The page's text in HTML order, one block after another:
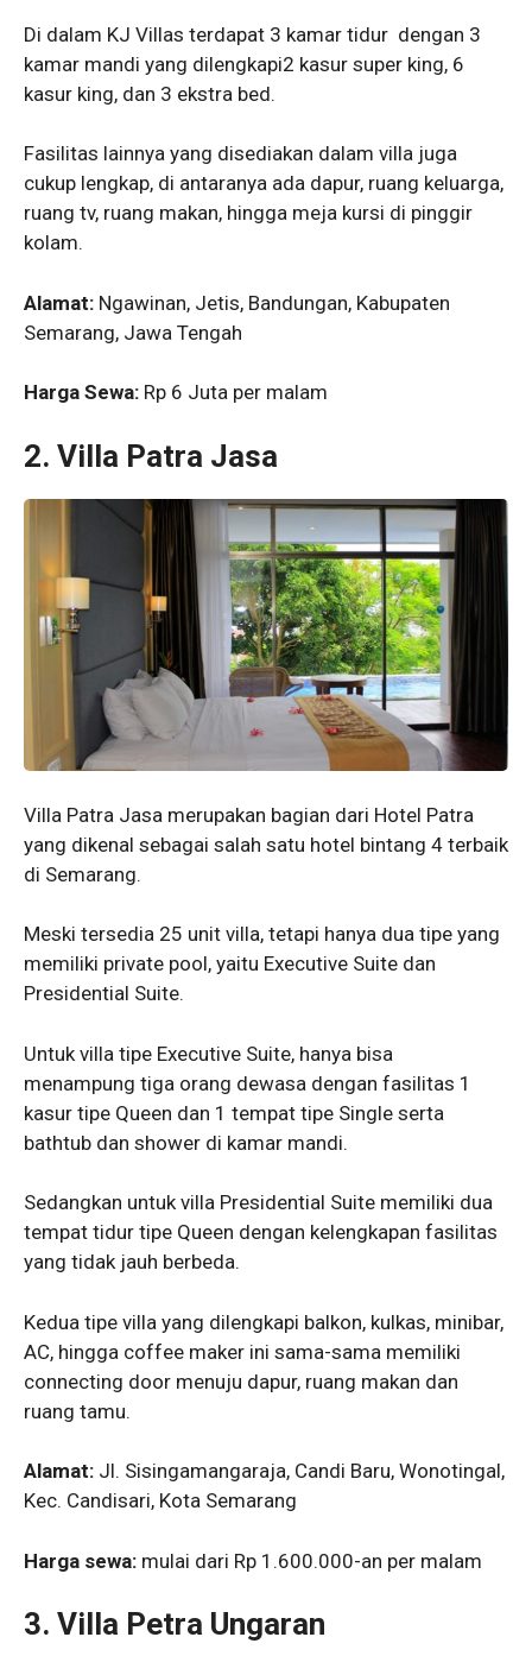
Di dalam KJ Villas terdapat 3 kamar tidur dengan 3
kamar mandi yang dilengkapi2 kasur super king, 6
kasur king, dan 3 ekstra bed.
Fasilitas lainnya yang disediakan dalam villa juga
cukup lengkap, di antaranya ada dapur, ruang keluarga,
ruang tv, ruang makan, hingga meja kursi di pinggir
kolam.
Alamat: Ngawinan, Jetis, Bandungan, Kabupaten
Semarang, Jawa Tengah
Harga Sewa: Rp 6 Juta per malam
2. Villa Patra Jasa
Villa Patra Jasa merupakan bagian dari Hotel Patra
yang dikenal sebagai salah satu hotel bintang 4 terbaik
di Semarang.
Meski tersedia 25 unit villa, tetapi hanya dua tipe yang
memiliki private pool, yaitu Executive Suite dan
Presidential Suite.
Untuk villa tipe Executive Suite, hanya bisa
menampung tiga orang dewasa dengan fasilitas 1
kasur tipe Queen dan 1 tempat tipe Single serta
bathtub dan shower di kamar mandi.
Sedangkan untuk villa Presidential Suite memiliki dua
tempat tidur tipe Queen dengan kelengkapan fasilitas
yang tidak jauh berbeda.
Kedua tipe villa yang dilengkapi balkon, kulkas, minibar,
AC, hingga coffee maker ini sama-sama memiliki
connecting door menuju dapur, ruang makan dan
ruang tamu.
Alamat: Jl. Sisingamangaraja, Candi Baru, Wonotingal,
Kec. Candisari, Kota Semarang
Harga sewa: mulai dari Rp 1.600.000-an per malam
3. Villa Petra Ungaran